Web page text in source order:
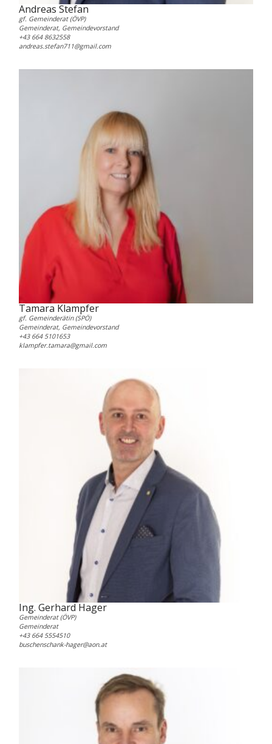
Andreas Stefan
gf. Gemeinderat (ÖVP)
Gemeinderat, Gemeindevorstand
+43 664 8632558
andreas.stefan711@gmail.com
Tamara Klampfer
gf. Gemeinderätin (SPÖ)
Gemeinderat, Gemeindevorstand
+43 664 5101653
klampfer.tamara@gmail.com
Ing. Gerhard Hager
Gemeinderat (ÖVP)
Gemeinderat
+43 664 5554510
buschenschank-hager@aon.at